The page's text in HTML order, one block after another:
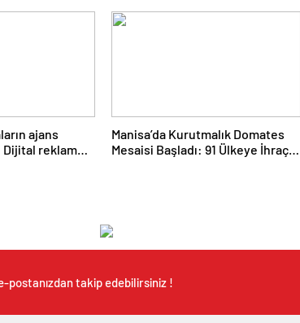
ajans
Dijital reklam
Manisa’da Kurutmalık Domates
Mesaisi Başladı: 91 Ülkeye İhraç
postanızdan takip edebilirsiniz !